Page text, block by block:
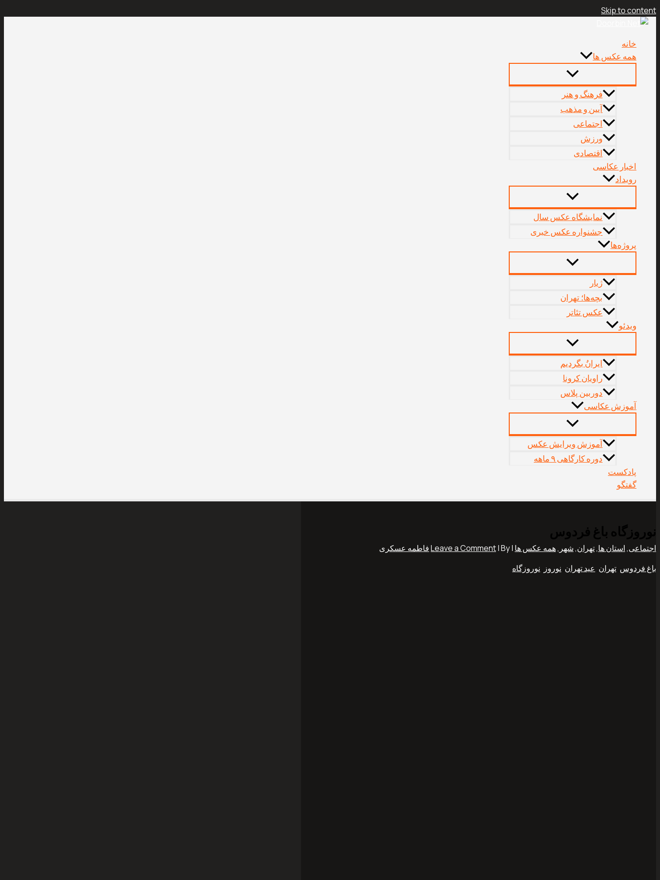
Skip to content
خانه
همه عکس ها
فرهنگ و هنر
آیین و مذهب
اجتماعی
ورزش
اقتصادی
اخبار عکاسی
رویداد
نمایشگاه عکس سال
جشنواره عکس خبری
پروژه‌‌ها
ژیار
بچه‌ها؛ تهران
عکس تئاتر
ویدئو
ایرانُ بگردیم
راویان کرونا
دوربین پلاس
آموزش عکاسی
آموزش ویرایش عکس
دوره کارگاهی ۹ ماهه
پادکست
گفتگو
اجتماعی,استان ها,تهران,شهر ,همه عکس ها |
Leave a Comment| By
فاطمه عسکری
باغ فردوس تهران عید تهران نوروز نوروزگاه